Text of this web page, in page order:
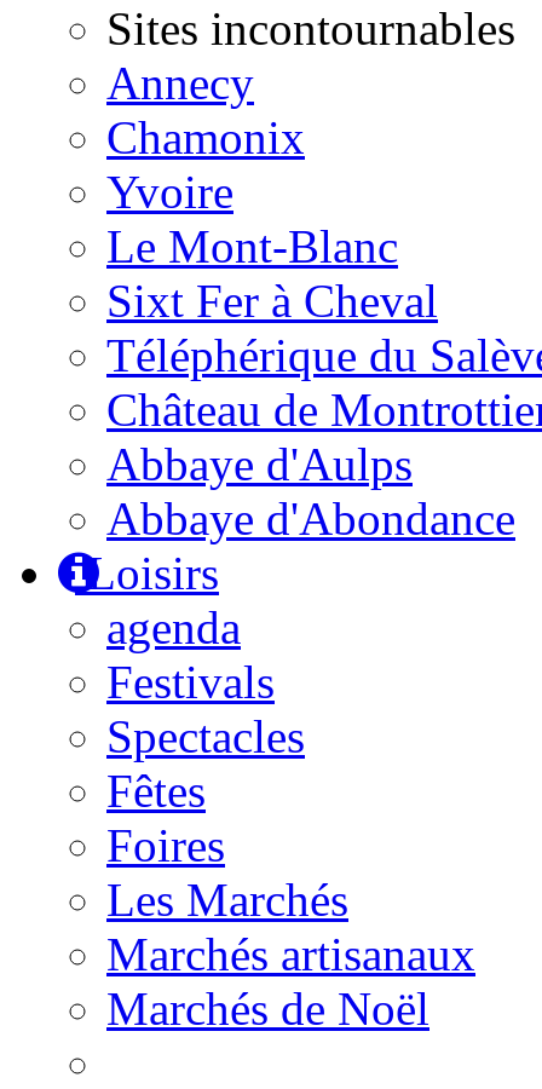
Sites incontournables
Annecy
Chamonix
Yvoire
Le Mont-Blanc
Sixt Fer à Cheval
Téléphérique du
Château de
Abbaye d'Aulps
Abbaye d'Abondance
Loisirs
agenda
Festivals
Spectacles
Fêtes
Foires
Les Marchés
Marchés artisanaux
Marchés de Noël